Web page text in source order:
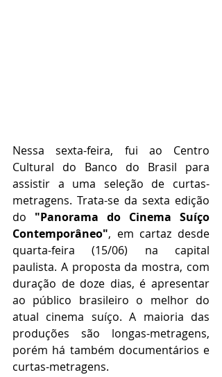
Nessa sexta-feira, fui ao Centro
Cultural do Banco do Brasil para
assistir a uma seleção de curtas-
metragens. Trata-se da sexta edição
do "Panorama do Cinema Suíço
Contemporâneo", em cartaz desde
quarta-feira (15/06) na capital
paulista. A proposta da mostra, com
duração de doze dias, é apresentar
ao público brasileiro o melhor do
atual cinema suíço. A maioria das
produções são longas-metragens,
porém há também documentários e
curtas-metragens.